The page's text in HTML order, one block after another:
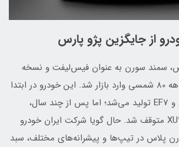
از جایگزین پژو پارس
سمند سورن به عنوان فیس‌لیفت و نسخه
آپشنال سمند، اواخر دهه 80 شمسی وارد بازار شد. این خودرو در ابتدا
با هر دو پیشرانه XU7 و EF7 تولید می‌شد؛ اما پس از چند سال،
عرضه آن با پیشرانه XU7 متوقف شد. حال گویا شرکت ایران خودرو
پلاس در تیپ‌ها و پیشرانه‌های مختلف، سبد